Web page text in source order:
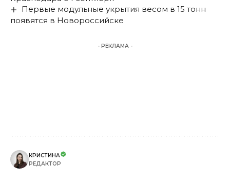
Первые модульные укрытия весом в 15 тонн
появятся в Новороссийске
- РЕКЛАМА -
КРИСТИНА
РЕДАКТОР